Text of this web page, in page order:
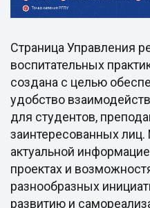
Страница Управления
воспитательных
создана с целью
удобство
для студентов,
заинтересованных
актуальной
проектах и
разнообразных
развитию и